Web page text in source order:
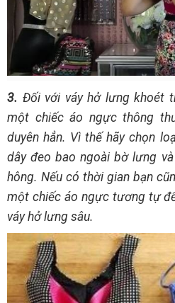
3. Đối với váy hở lưng khoét
một chiếc áo ngực thông
duyên hẳn. Vì thế hãy chọn
dây đeo bao ngoài bờ lưng
hông. Nếu có thời gian bạn
một chiếc áo ngực tương tự
váy hở lưng sâu.